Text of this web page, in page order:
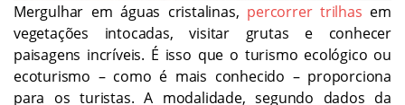
Mergulhar em águas cristalinas, percorrer trilhas em
vegetações intocadas, visitar grutas e conhecer
paisagens incríveis. É isso que o turismo ecológico ou
ecoturismo – como é mais conhecido – proporciona
para os turistas. A modalidade, segundo dados da